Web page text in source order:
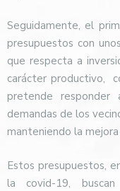
Seguidamente, el
presupuestos con
que respecta a
carácter productivo,
pretende responder
demandas de los
manteniendo la
Estos presupuestos,
la covid-19,